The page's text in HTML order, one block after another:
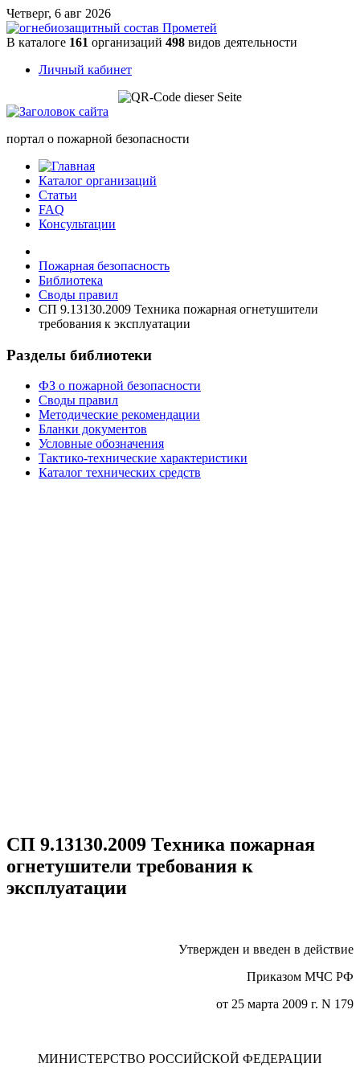
Четверг, 6 авг 2026
В каталоге 161 организаций 498 видов деятельности
Личный кабинет
портал о пожарной безопасности
Каталог организаций
Статьи
FAQ
Консультации
Пожарная безопасность
Библиотека
Своды правил
СП 9.13130.2009 Техника пожарная огнетушители
требования к эксплуатации
Разделы библиотеки
ФЗ о пожарной безопасности
Своды правил
Методические рекомендации
Бланки документов
Условные обозначения
Тактико-технические характеристики
Каталог технических средств
СП 9.13130.2009 Техника пожарная
огнетушители требования к
эксплуатации
Утвержден и введен в действие
Приказом МЧС РФ
от 25 марта 2009 г. N 179
МИНИСТЕРСТВО РОССИЙСКОЙ ФЕДЕРАЦИИ